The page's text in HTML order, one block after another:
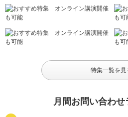
特集一覧を見
月間お問い合わ